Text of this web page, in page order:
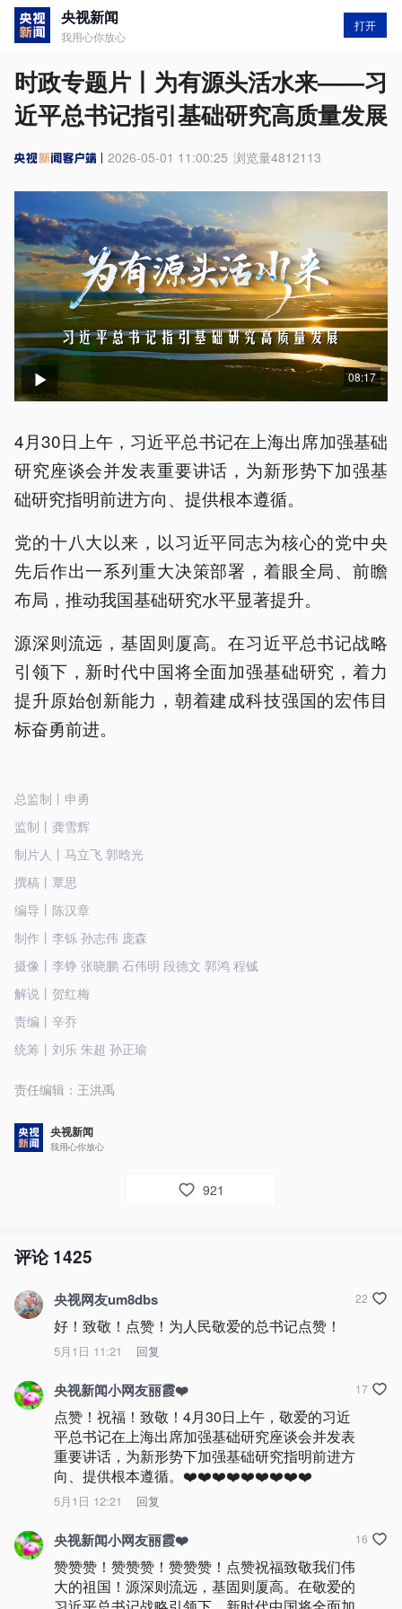
央视新闻
我用心你放心
打开
时政专题片丨为有源头活水来——习
近平总书记指引基础研究高质量发展
2026-05-01 11:00:25 浏览量4812113
08:17
4月30日上午，习近平总书记在上海出席加强基础
研究座谈会并发表重要讲话，为新形势下加强基
础研究指明前进方向、提供根本遵循。
党的十八大以来，以习近平同志为核心的党中央
先后作出一系列重大决策部署，着眼全局、前瞻
布局，推动我国基础研究水平显著提升。
源深则流远，基固则厦高。在习近平总书记战略
引领下，新时代中国将全面加强基础研究，着力
提升原始创新能力，朝着建成科技强国的宏伟目
标奋勇前进。
总监制丨申勇
监制丨龚雪辉
制片人丨马立飞 郭晗光
撰稿丨覃思
编导丨陈汉章
制作丨李铄 孙志伟 庞森
摄像丨李铮 张晓鹏 石伟明 段德文 郭鸿 程铖
解说丨贺红梅
责编丨辛乔
统筹丨刘乐 朱超 孙正瑜
责任编辑： 王洪禹
央视新闻
我用心你放心
921
评论1425
央视网友um8dbs
好！致敬！点赞！为人民敬爱的总书记点赞！
5月1日 11:21 回复
22
央视新闻小网友丽霞❤️
点赞！祝福！致敬！4月30日上午，敬爱的习近
平总书记在上海出席加强基础研究座谈会并发表
重要讲话，为新形势下加强基础研究指明前进方
向、提供根本遵循。❤️❤️❤️❤️❤️❤️❤️❤️❤️
5月1日 12:21 回复
17
央视新闻小网友丽霞❤️
赞赞赞！赞赞赞！赞赞赞！点赞祝福致敬我们伟
大的祖国！源深则流远，基固则厦高。在敬爱的
16